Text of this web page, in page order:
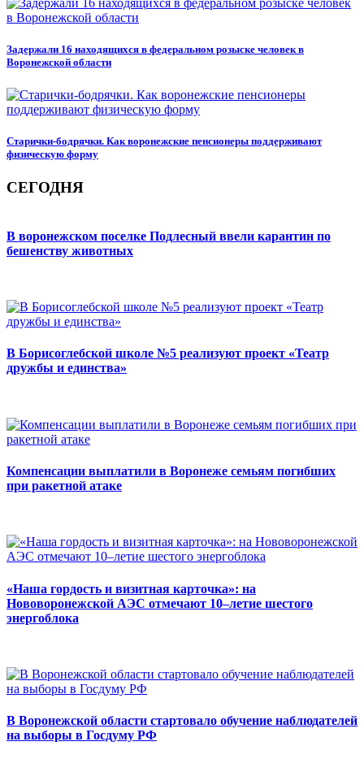
Задержали 16 находящихся в федеральном розыске человек в
Воронежской области
Старички-бодрячки. Как воронежские пенсионеры поддерживают
физическую форму
СЕГОДНЯ
В воронежском поселке Подлесный ввели карантин по
бешенству животных
В Борисоглебской школе №5 реализуют проект «Театр
дружбы и единства»
Компенсации выплатили в Воронеже семьям погибших
при ракетной атаке
«Наша гордость и визитная карточка»: на
Нововоронежской АЭС отмечают 10–летие шестого
энергоблока
В Воронежской области стартовало обучение наблюдателей
на выборы в Госдуму РФ